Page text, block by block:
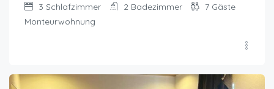
3 Schlafzimmer 2 Badezimmer 7 Gäste
Monteurwohnung